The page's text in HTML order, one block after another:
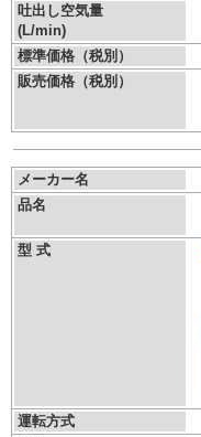
吐出し空気量
(L/min)
標準価格（税別）
販売価格（税別）
メーカー名
品名
型 式
運転方式